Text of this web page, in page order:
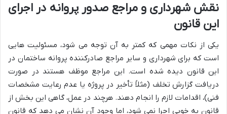
نقش شهرداری و مراجع صدور پروانه در اجرای
این قانون
یکی از نکات مهمی که کمتر به آن توجه می شود، مسئولیت هایی
است که برای شهرداری و سایر مراجع صادرکننده پروانه ساختمان در
این قانون دیده شده است. این مراجع موظف هستند در صورت
دریافت گزارش تخلف (مثلاً تأخیر در پروژه یا عدم رعایت مشخصات
فنی)، اقدامات لازم را انجام دهند. هرچند در عمل، گاهی این بخش از
قانون به خوبی اجرا نمی شود، اما وجود آن نشان می دهد که قانون